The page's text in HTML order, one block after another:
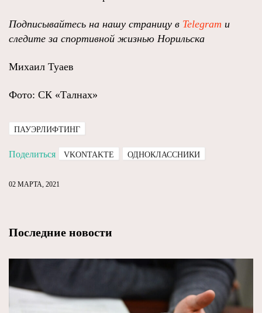
Подписывайтесь на нашу страницу в Telegram и
следите за спортивной жизнью Норильска
Михаил Туаев
Фото: СК «Талнах»
ПАУЭРЛИФТИНГ
Поделиться VKONTAKTE ОДНОКЛАССНИКИ
02 МАРТА, 2021
Последние новости